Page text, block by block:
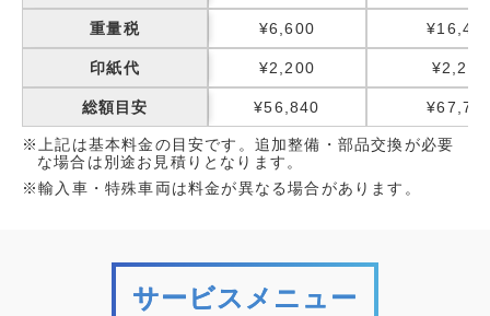
重量税 ¥6,600
印紙代 ¥2,200 ¥2,200
総額目安 ¥56,840
※上記は基本料金の目安です。追加整備・部品交換が必要
な場合は別途お見積りとなります。
※輸入車・特殊車両は料金が異なる場合があります。
サービスメニュー